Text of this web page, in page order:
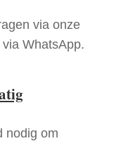
via onze
WhatsApp.
nodig om